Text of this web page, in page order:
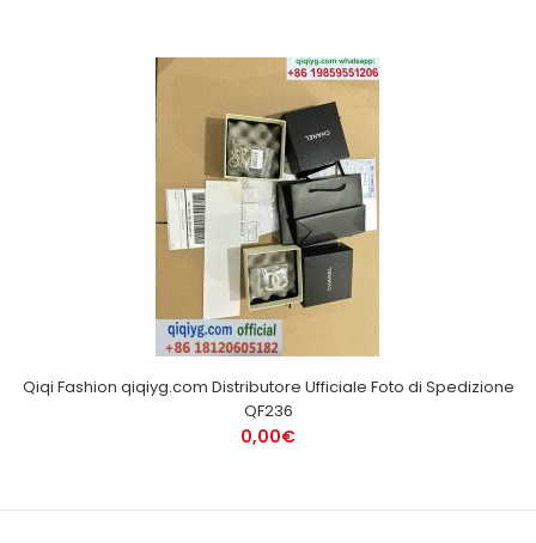
Qiqi Fashion qiqiyg.com Distributore Ufficiale Foto di Spedizione
QF236
0,00€